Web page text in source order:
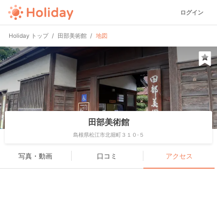
ログイン
Holiday トップ 田部美術館 地図
田部美術館
島根県松江市北堀町３１０-５
写真・動画 口コミ アクセス